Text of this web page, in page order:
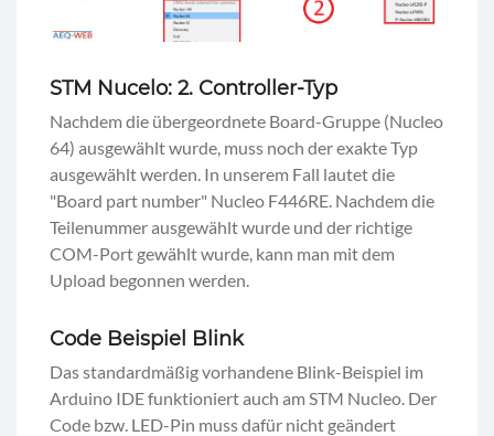
STM Nucelo: 2. Controller-Typ
Nachdem die übergeordnete Board-Gruppe (Nucleo
64) ausgewählt wurde, muss noch der exakte Typ
ausgewählt werden. In unserem Fall lautet die
"Board part number" Nucleo F446RE. Nachdem die
Teilenummer ausgewählt wurde und der richtige
COM-Port gewählt wurde, kann man mit dem
Upload begonnen werden.
Code Beispiel Blink
Das standardmäßig vorhandene Blink-Beispiel im
Arduino IDE funktioniert auch am STM Nucleo. Der
Code bzw. LED-Pin muss dafür nicht geändert